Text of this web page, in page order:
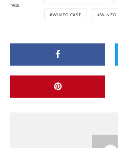
TAGS
WINZO CASE WINZO